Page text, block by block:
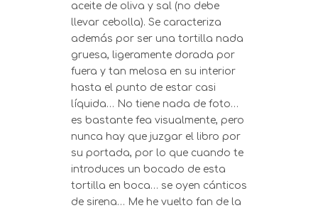
aceite de oliva y sal (no debe
llevar cebolla). Se caracteriza
además por ser una tortilla nada
gruesa, ligeramente dorada por
fuera y tan melosa en su interior
hasta el punto de estar casi
líquida… No tiene nada de foto…
es bastante fea visualmente, pero
nunca hay que juzgar el libro por
su portada, por lo que cuando te
introduces un bocado de esta
tortilla en boca… se oyen cánticos
de sirena… Me he vuelto fan de la